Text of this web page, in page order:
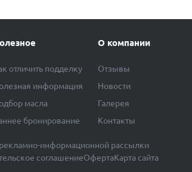
отличить подделку
информация
масла
бронирование
О компании
Отзывы
Новости
Галерея
Контакты
информационной рассылки
соглашениеОфертаКарта сайта